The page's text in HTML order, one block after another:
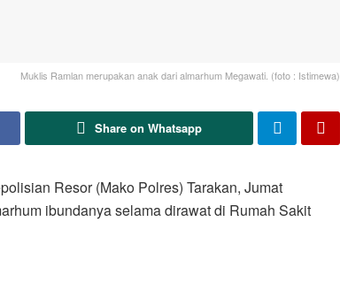
Muklis Ramlan merupakan anak dari almarhum Megawati. (foto : Istimewa)
Share on Whatsapp
Resor (Mako Polres) Tarakan, Jumat
ibundanya selama dirawat di Rumah Sakit